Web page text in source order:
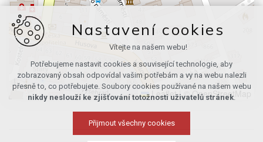
Leaflet | © OpenStreetMap
Nastavení cookies
Vítejte na našem webu!
Potřebujeme nastavit cookies a související technologie, aby
zobrazovaný obsah odpovídal vašim potřebám a vy na webu nalezli
přesně to, co potřebujete. Soubory cookies používané na našem webu
nikdy neslouží ke zjišťování totožnosti uživatelů stránek.
Přijmout všechny cookies